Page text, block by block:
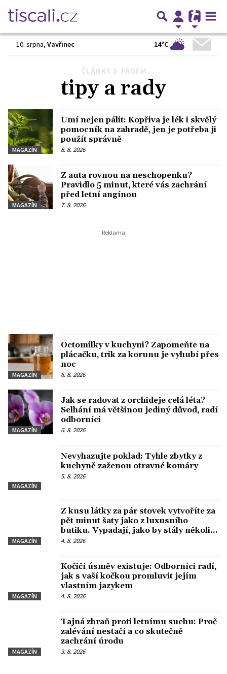
10. srpna, Vavřinec 14°C
ČLÁNKY S TAGEM
tipy a rady
MAGAZÍN
Umí nejen pálit: Kopřiva je lék i skvělý
pomocník na zahradě, jen je potřeba ji
použít správně
8. 8. 2026
MAGAZÍN
Z auta rovnou na neschopenku?
Pravidlo 5 minut, které vás zachrání
před letní angínou
7. 8. 2026
MAGAZÍN
Octomilky v kuchyni? Zapomeňte na
plácačku, trik za korunu je vyhubí přes
noc
6. 8. 2026
MAGAZÍN
Jak se radovat z orchideje celá léta?
Selhání má většinou jediný důvod, radí
odborníci
6. 8. 2026
MAGAZÍN
Nevyhazujte poklad: Tyhle zbytky z
kuchyně zaženou otravné komáry
5. 8. 2026
MAGAZÍN
Z kusu látky za pár stovek vytvoříte za
pět minut šaty jako z luxusního
butiku. Vypadají, jako by stály několik
tisíc korun
4. 8. 2026
MAGAZÍN
Kočičí úsměv existuje: Odborníci radí,
jak s vaší kočkou promluvit jejím
vlastním jazykem
4. 8. 2026
MAGAZÍN
Tajná zbraň proti letnímu suchu: Proč
zalévání nestačí a co skutečně
zachrání úrodu
3. 8. 2026
… 6 Další